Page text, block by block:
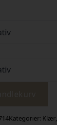
Kategorier: Klær,